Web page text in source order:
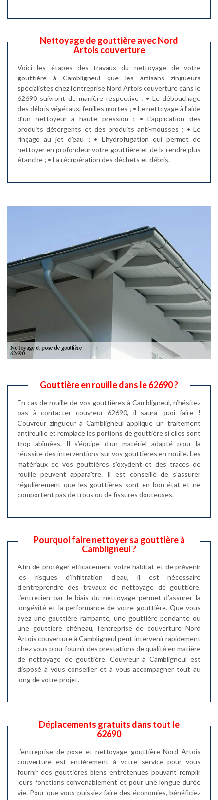
Nettoyage de gouttière avec Nord
Artois couverture
Voici les étapes des travaux du nettoyage de votre
gouttière à Cambligneul que les artisans zingueurs
spécialistes chez l’entreprise Nord Artois couverture dans le
62690 suivront de manière respective : • Le débouchage
des débris végétaux, feuilles mortes ; • Le nettoyage à l’aide
d’un nettoyeur à haute pression ; • L’application des
produits détergents et des produits anti-mousses ; • Le
rinçage au jet d’eau ; • L’hydrofugation qui permet de
nettoyer en profondeur votre gouttière et de la rendre plus
étanche ; • La récupération des déchets et débris.
Gouttière en rouille dans le 62690 ?
En cas de rouille de vos gouttières à Cambligneul, n’hésitez
pas à contacter couvreur 62690, il saura quoi faire !
Couvreur zingueur à Cambligneul applique un traitement
antirouille et remplace les portions de gouttière si elles sont
trop abîmées. Il s’équipe d'un matériel adapté pour la
réussite des interventions sur vos gouttières en rouille. Les
matériaux de vos gouttières s'oxydent et des traces de
rouille peuvent apparaître. Il est conseillé de s'assurer
régulièrement que les gouttières sont en bon état et ne
comportent pas de trous ou de fissures douteuses.
Pourquoi faire nettoyer sa gouttière à
Cambligneul ?
Afin de protéger efficacement votre habitat et de prévenir
les risques d’infiltration d’eau, il est nécessaire
d’entreprendre des travaux de nettoyage de gouttière.
L’entretien par le biais du nettoyage permet d’assurer la
longévité et la performance de votre gouttière. Que vous
ayez une gouttière rampante, une gouttière pendante ou
une gouttière chéneau, l’entreprise de couverture Nord
Artois couverture à Cambligneul peut intervenir rapidement
chez vous pour fournir des prestations de qualité en matière
de nettoyage de gouttière. Couvreur à Cambligneul est
disposé à vous conseiller et à vous accompagner tout au
long de votre projet.
Déplacements gratuits dans tout le
62690
L’entreprise de pose et nettoyage gouttière Nord Artois
couverture est entièrement à votre service pour vous
fournir des gouttières biens entretenues pouvant remplir
leurs fonctions convenablement et pour une longue durée
vie. Pour que vous puissiez faire des économies, bénéficiez